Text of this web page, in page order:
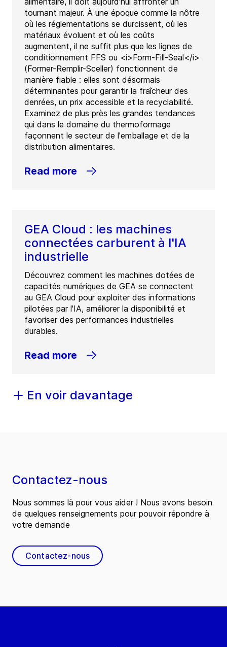
tournant majeur. À une époque comme la nôtre
où les réglementations se durcissent, où les
matériaux évoluent et où les coûts
augmentent, il ne suffit plus que les lignes de
conditionnement FFS ou <i>Form-Fill-Seal</i>
(Former-Remplir-Sceller) fonctionnent de
manière fiable : elles sont désormais
déterminantes pour garantir la fraîcheur des
denrées, un prix accessible et la recyclabilité.
Examinez de plus près les grandes tendances
qui dans le domaine du thermoformage
façonnent le secteur de l'emballage et de la
distribution alimentaires.
Read more
GEA Cloud : les machines
connectées carburent à l'IA
industrielle
Découvrez comment les machines dotées de
capacités numériques de GEA se connectent
au GEA Cloud pour exploiter des informations
pilotées par l'IA, améliorer la disponibilité et
favoriser des performances industrielles
durables.
Read more
En voir davantage
Contactez-nous
Nous sommes là pour vous aider ! Nous avons besoin
de quelques renseignements pour pouvoir répondre à
votre demande
Contactez-nous